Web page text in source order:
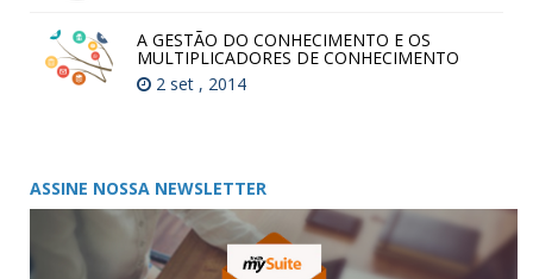
A GESTÃO DO CONHECIMENTO E OS
MULTIPLICADORES DE CONHECIMENTO
2 set , 2014
ASSINE NOSSA NEWSLETTER